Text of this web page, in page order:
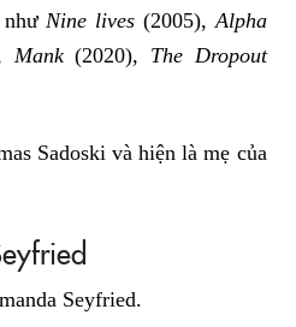
nhưNine lives (2005), Alpha
Mank(2020), The Dropout
Sadoski và hiện là mẹ của
Seyfried.